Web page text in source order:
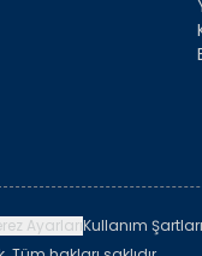
AyarlarıKullanım Şartları